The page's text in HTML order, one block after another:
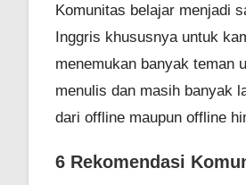
Komunitas belajar menjadi
Inggris khususnya untuk
menemukan banyak teman
menulis dan masih banyak
dari offline maupun offline
6 Rekomendasi